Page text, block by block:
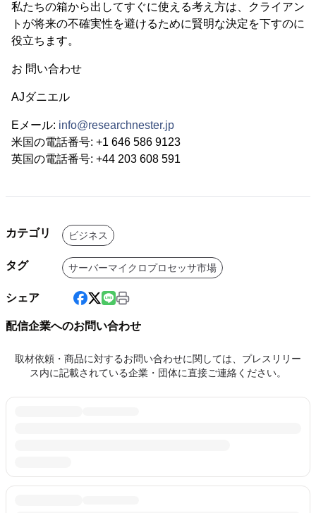
私たちの箱から出してすぐに使える考え方は、クライアン
トが将来の不確実性を避けるために賢明な決定を下すのに
役立ちます。
お 問い合わせ
AJダニエル
Eメール: info@researchnester.jp
米国の電話番号: +1 646 586 9123
英国の電話番号: +44 203 608 591
カテゴリ ビジネス
タグ サーバーマイクロプロセッサ市場
シェア
配信企業へのお問い合わせ
取材依頼・商品に対するお問い合わせに関しては、プレスリリー
ス内に記載されている企業・団体に直接ご連絡ください。